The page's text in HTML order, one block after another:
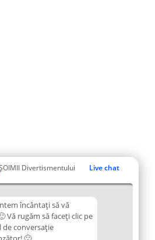
Divertismentului Live chat
încântați să vă
Vă rugăm să faceți clic pe
de conversație